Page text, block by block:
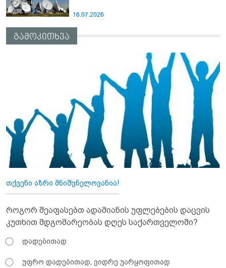
16.07.2026
გამოკითხვა
თქვენი აზრი მნიშვნელოვანია!
როგორ შეაფასებთ ადამიანის უფლებების დაცვის
კუთხით მდგომარეობას დღეს საქართველოში?
დადებითად
უფრო დადებითად, ვიდრე უარყოფითად